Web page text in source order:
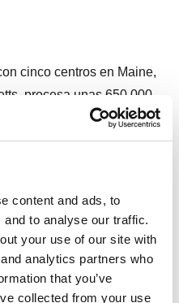
content and ads, to
to analyse our traffic.
your use of our site with
analytics partners who
that you’ve
collected from your use
cinco centros en Maine,
procesa unas 650.000
y demolición al año.
empresa familiar, es
durante años.
por corrientes de